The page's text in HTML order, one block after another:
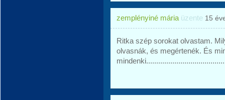
zemplényiné mária üzente 15
Ritka szép sorokat olvastam.
olvasnák, és megértenék. És